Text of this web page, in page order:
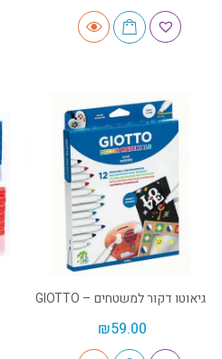
גיאוטו דקור למשטחים – GIOTTO
₪59.00